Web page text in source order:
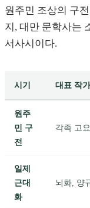
원주민 조상의 구
지, 대만 문학사는
서사시이다.
시기 대표 작가
원주
민 구
전
각족 고요
일제
근대
화
뇌화, 양